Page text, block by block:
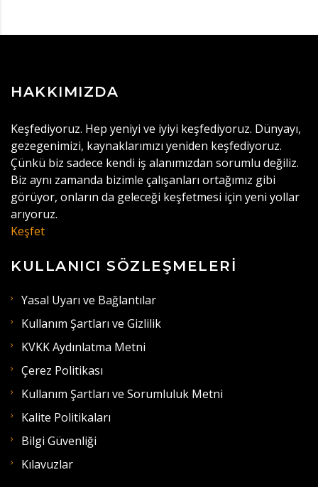
HAKKIMIZDA
Keşfediyoruz. Hep yeniyi ve iyiyi keşfediyoruz. Dünyayı,
gezegenimizi, kaynaklarımızı yeniden keşfediyoruz.
Çünkü biz sadece kendi iş alanımızdan sorumlu değiliz.
Biz aynı zamanda bizimle çalışanları ortağımız gibi
görüyor, onların da geleceği keşfetmesi için yeni yollar
arıyoruz.
Keşfet
KULLANICI SÖZLEŞMELERI
Yasal Uyarı ve Bağlantılar
Kullanım Şartları ve Gizlilik
KVKK Aydınlatma Metni
Çerez Politikası
Kullanım Şartları ve Sorumluluk Metni
Kalite Politikaları
Bilgi Güvenliği
Kılavuzlar